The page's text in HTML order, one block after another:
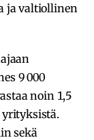
ja valtiollinen
9 000
noin 1,5
sekä